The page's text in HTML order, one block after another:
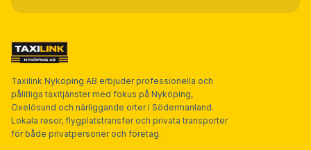
Taxilink Nyköping AB erbjuder professionella och
pålitliga taxitjänster med fokus på Nyköping,
Oxelösund och närliggande orter i Södermanland.
Lokala resor, flygplatstransfer och privata transporter
för både privatpersoner och företag.